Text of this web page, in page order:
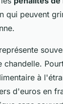
qui peuvent
à
d'euros en